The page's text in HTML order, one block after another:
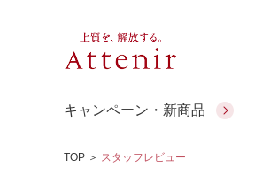
キャンペーン・新商品
TOP ＞ スタッフレビュー